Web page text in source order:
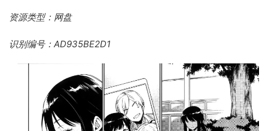
资源类型：网盘
识别编号：AD935BE2D1